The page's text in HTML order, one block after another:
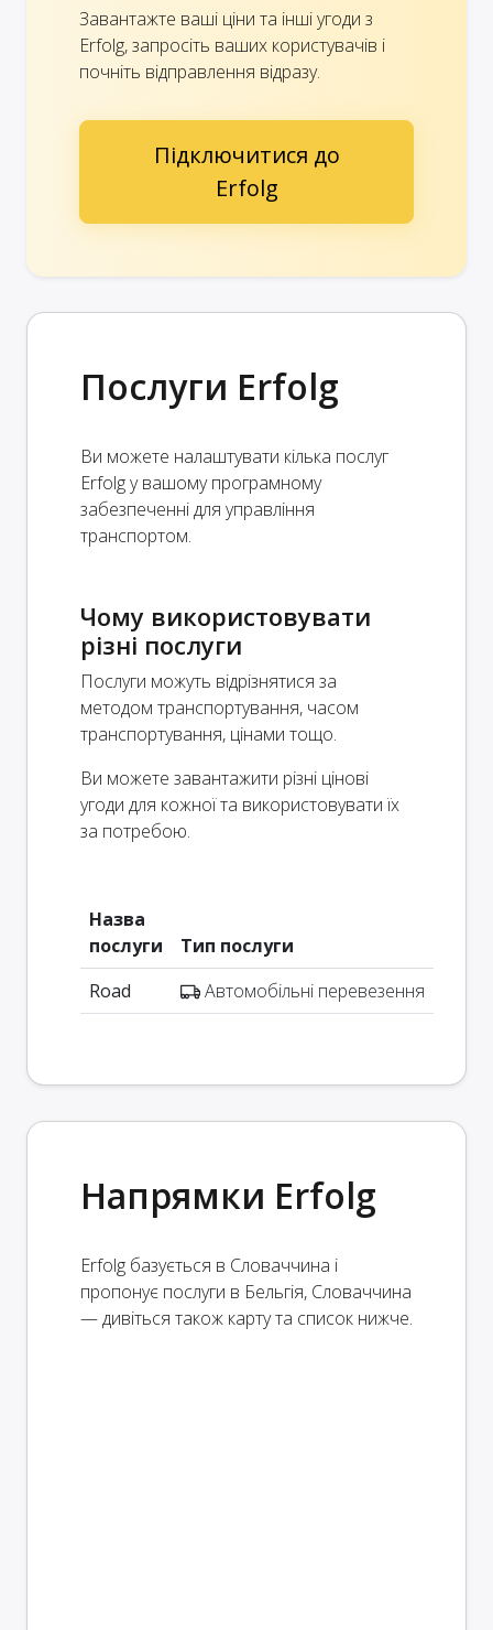
Завантажте ваші ціни та інші угоди з
Erfolg, запросіть ваших користувачів і
почніть відправлення відразу.
Підключитися до
Erfolg
Послуги Erfolg
Ви можете налаштувати кілька послуг
Erfolg у вашому програмному
забезпеченні для управління
транспортом.
Чому використовувати
різні послуги
Послуги можуть відрізнятися за
методом транспортування, часом
транспортування, цінами тощо.
Ви можете завантажити різні цінові
угоди для кожної та використовувати їх
за потребою.
Назва
послуги
Тип послуги
Road
Автомобільні перевезення
Напрямки Erfolg
Erfolg базується в Словаччина і
пропонує послуги в Бельгія, Словаччина
— дивіться також карту та список нижче.